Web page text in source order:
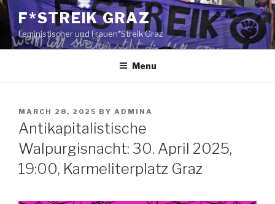
Skip
content
F*STREIK GRAZ
Feministischer und Frauen*Streik Graz
Menu
POSTED
ON
MARCH 28, 2025 BY ADMINA
Antikapitalistische
Walpurgisnacht: 30. April 2025,
19:00, Karmeliterplatz Graz